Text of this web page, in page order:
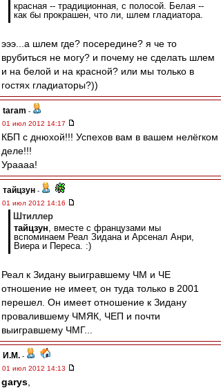
красная -- традиционная, с полосой. Белая --
как бы прокрашен, что ли, шлем гладиатора.
эээ...а шлем где? посередине? я че то
врубиться не могу? и почему не сделать шлем
и на белой и на красной? или мы только в
гостях гладиаторы?))
taram -
01 июл 2012 14:17
КБП с днюхой!!! Успехов вам в вашем нелёгком
деле!!!
Ураааа!
тайцзун -
01 июл 2012 14:16
Штиллер
тайцзун, вместе с французами мы
вспоминаем Реал Зидана и Арсенал Анри,
Виера и Переса. :)
Реал к Зидану выигравшему ЧМ и ЧЕ
отношение не имеет, он туда только в 2001
перешел. Он имеет отношение к Зидану
провалившему ЧМЯК, ЧЕП и почти
выигравшему ЧМГ...
И.М. -
01 июл 2012 14:13
garys